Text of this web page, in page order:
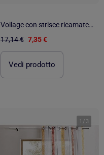
Voilage con strisce ricamate a pois
17,14 € 7,35 €
Vedi prodotto
1 / 3